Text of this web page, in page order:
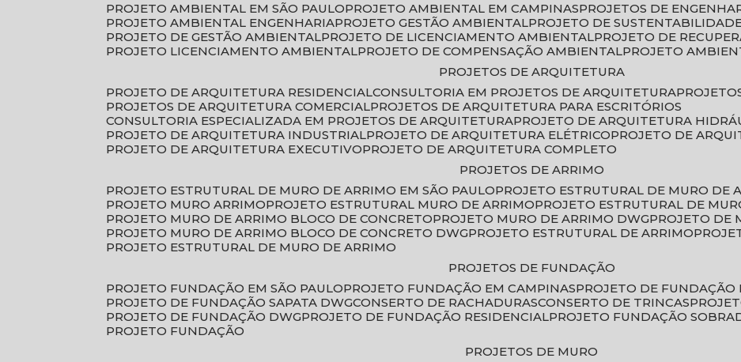
PROJETO AMBIENTAL EM SÃO PAULO
PROJETO AMBIENTAL EM CAMPINAS
PROJETOS DE
PROJETO AMBIENTAL ENGENHARIA
PROJETO GESTÃO AMBIENTAL
PROJETO DE
PROJETO DE GESTÃO AMBIENTAL
PROJETO DE LICENCIAMENTO AMBIENTAL
PROJETO DE
PROJETO LICENCIAMENTO AMBIENTAL
PROJETO DE COMPENSAÇÃO AMBIENTAL
PROJETO
PROJETOS DE ARQUITETURA
PROJETO DE ARQUITETURA RESIDENCIAL CONSULTORIA EM PROJETOS DE ARQUITETURA
PROJETOS DE ARQUITETURA COMERCIAL
PROJETOS DE ARQUITETURA PARA ESCRITÓRIOS
CONSULTORIA ESPECIALIZADA EM PROJETOS DE ARQUITETURA
PROJETO DE ARQUITETURA
PROJETO DE ARQUITETURA INDUSTRIAL
PROJETO DE ARQUITETURA ELÉTRICO
PROJETO DE
PROJETO DE ARQUITETURA EXECUTIVO
PROJETO DE ARQUITETURA COMPLETO
PROJETOS DE ARRIMO
PROJETO ESTRUTURAL DE MURO DE ARRIMO EM SÃO PAULO
PROJETO ESTRUTURAL DE MURO DE
PROJETO MURO ARRIMO
PROJETO ESTRUTURAL MURO DE ARRIMO
PROJETO ESTRUTURAL DE
PROJETO MURO DE ARRIMO BLOCO DE CONCRETO
PROJETO MURO DE ARRIMO DWG
PROJETO
PROJETO MURO DE ARRIMO BLOCO DE CONCRETO DWG
PROJETO ESTRUTURAL DE ARRIMO
PROJETO ESTRUTURAL DE MURO DE ARRIMO
PROJETOS DE FUNDAÇÃO
PROJETO FUNDAÇÃO EM SÃO PAULO
PROJETO FUNDAÇÃO EM CAMPINAS
PROJETO DE
PROJETO DE FUNDAÇÃO SAPATA DWG CONSERTO DE RACHADURAS CONSERTO DE TRINCAS
PROJETO DE FUNDAÇÃO DWG
PROJETO DE FUNDAÇÃO RESIDENCIAL PROJETO FUNDAÇÃO
PROJETO FUNDAÇÃO
PROJETOS DE MURO